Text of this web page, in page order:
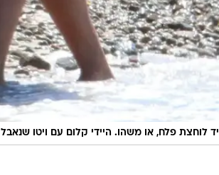
יד לוחצת פלח, או משהו. היידי קלום עם ויטו שנאבל